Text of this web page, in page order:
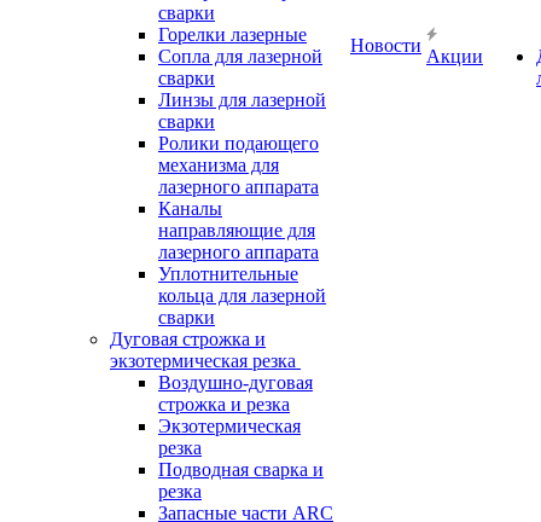
сварки
Горелки лазерные
Сопла для лазерной
сварки
Линзы для лазерной
сварки
Ролики подающего
механизма для
лазерного аппарата
Каналы
направляющие для
лазерного аппарата
Уплотнительные
кольца для лазерной
сварки
Дуговая строжка и
экзотермическая резка
Воздушно-дуговая
строжка и резка
Экзотермическая
резка
Подводная сварка и
резка
Запасные части ARC
Новости
Акции